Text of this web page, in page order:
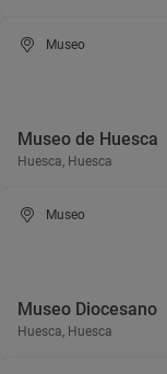
Museo
Museo de Huesca
Huesca, Huesca
Museo
Museo Diocesano
Huesca, Huesca